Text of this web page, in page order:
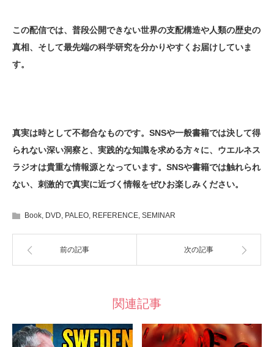
この配信では、普段公開できない世界の支配構造や人類の歴史の
真相、そして最先端の科学研究を分かりやすくお届けしていま
す。
真実は時として不都合なものです。 SNSや一般書籍では決して得
られない深い洞察と、実践的な知識を求める方々に、ウエルネス
ラジオは貴重な情報源となっています。 SNSや書籍では触れられ
ない、刺激的で真実に近づく情報をぜひお楽しみください。
Book DVD PALEO REFERENCE SEMINAR
前の記事 次の記事
関連記事